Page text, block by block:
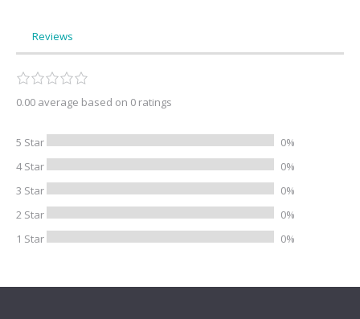
Reviews
0.00 average based on 0 ratings
5 Star
0%
4 Star
0%
3 Star
0%
2 Star
0%
1 Star
0%